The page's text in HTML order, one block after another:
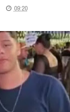
09:20